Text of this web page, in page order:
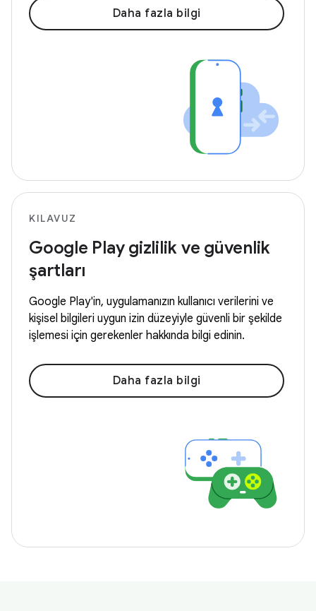
Daha fazla bilgi
KILAVUZ
Google Play gizlilik ve güvenlik
şartları
Google Play'in, uygulamanızın kullanıcı verilerini ve
kişisel bilgileri uygun izin düzeyiyle güvenli bir şekilde
işlemesi için gerekenler hakkında bilgi edinin.
Daha fazla bilgi